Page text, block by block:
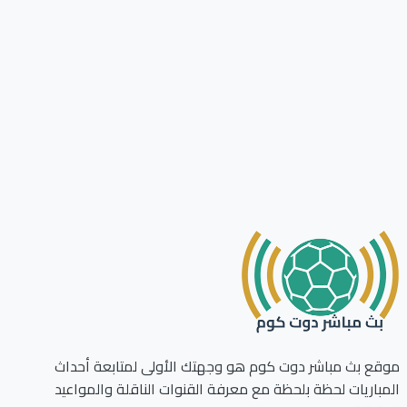
بث مباشر دوت كوم هو وجهتك الأولى لمتابعة أحداث
لحظة بلحظة مع معرفة القنوات الناقلة والمواعيد